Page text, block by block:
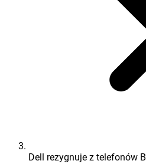
Dell rezygnuje z telefonów